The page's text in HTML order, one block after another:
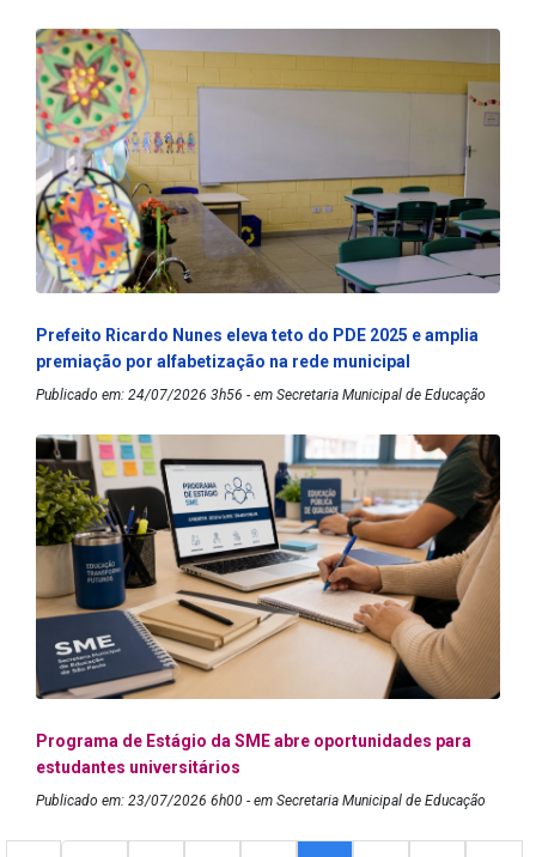
Prefeito Ricardo Nunes eleva teto do PDE 2025 e amplia
premiação por alfabetização na rede municipal
Publicado em: 24/07/2026 3h56 - em Secretaria Municipal de Educação
Programa de Estágio da SME abre oportunidades para
estudantes universitários
Publicado em: 23/07/2026 6h00 - em Secretaria Municipal de Educação